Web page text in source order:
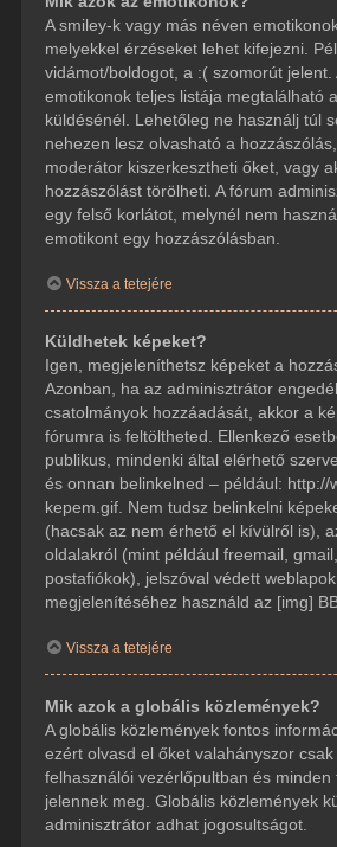
A smiley-k vagy más néven
melyekkel érzéseket lehet kifejezni.
vidámot/boldogot, a :( szomorút jelent.
emotikonok teljes listája megtalálható
küldésénél. Lehetőleg ne használj túl
nehezen lesz olvasható a
moderátor kiszerkesztheti őket, vagy
hozzászólást törölheti. A fórum
egy felső korlátot, melynél nem
emotikont egy hozzászólásban.
Vissza a tetejére
Küldhetek képeket?
Igen, megjeleníthetsz képeket a
Azonban, ha az adminisztrátor
csatolmányok hozzáadását, akkor a
fórumra is feltöltheted. Ellenkező
publikus, mindenki által elérhető
és onnan belinkelned – például: http://
kepem.gif. Nem tudsz belinkelni
(hacsak az nem érhető el kívülről is),
oldalakról (mint például freemail,
postafiókok), jelszóval védett
megjelenítéséhez használd az [img]
Vissza a tetejére
Mik azok a globális közlemények?
A globális közlemények fontos
ezért olvasd el őket valahányszor csak
felhasználói vezérlőpultban és minden
jelennek meg. Globális közlemények
adminisztrátor adhat jogosultságot.